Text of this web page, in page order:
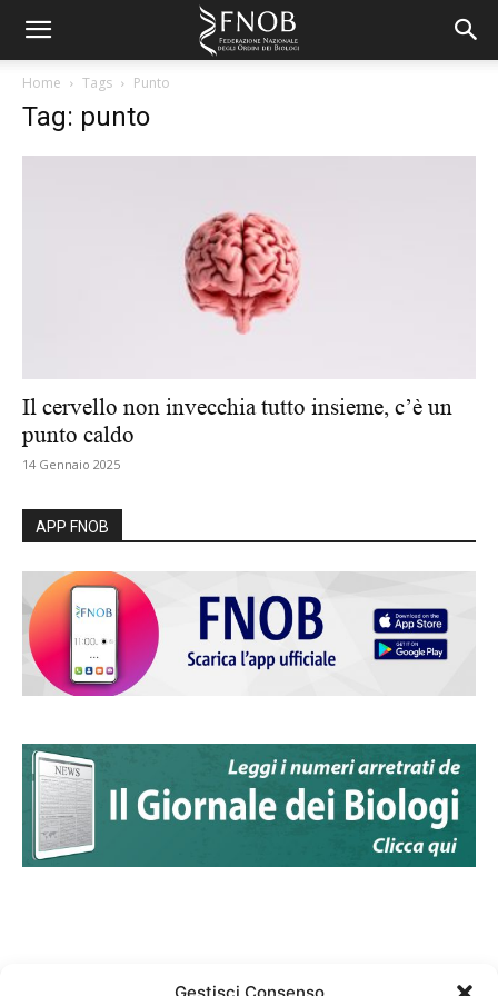
Home Tags Punto
Tag: punto
Il cervello non invecchia tutto insieme, c’è un
punto caldo
14 Gennaio 2025
APP FNOB